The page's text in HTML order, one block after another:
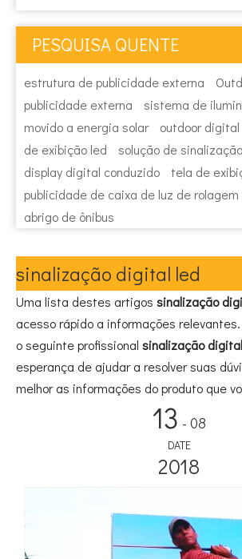
PESQUISA QUENTE
estrutura de publicidade externa
publicidade externa
sistema de
movido a energia solar
outdoor
de exibição led
solução de
display digital conduzido
tela de
publicidade de caixa de luz de rolagem
abrigo de ônibus
sinalização digital led
Uma lista destes artigos sinalização
acesso rápido a informações
o seguinte profissional sinalização
esperança de ajudar a resolver suas
melhor as informações do produto que
13 - 08
DATE
2018